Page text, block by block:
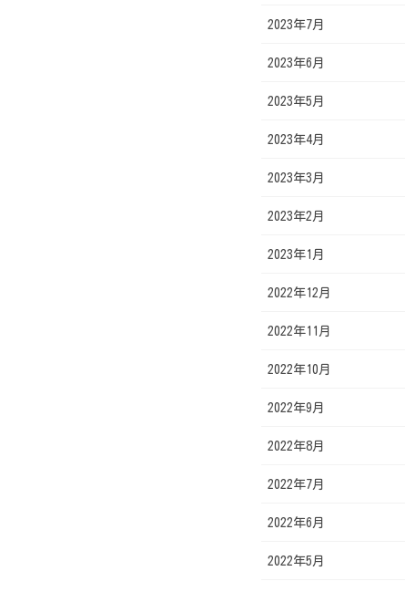
2023年7月
2023年6月
2023年5月
2023年4月
2023年3月
2023年2月
2023年1月
2022年12月
2022年11月
2022年10月
2022年9月
2022年8月
2022年7月
2022年6月
2022年5月